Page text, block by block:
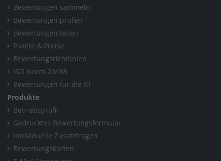
Home / Nordrhein-Westfalen
Bewertungen sammeln
Bewertungen prüfen
Bewertungen teilen
Pakete & Preise
Bewertungsrichtlinien
ISO Norm 20488
Bewertungen für die KI
Produkte
Betriebsprofil
Gedrucktes Bewertungsformular
Individuelle Zusatzfragen
Bewertungskarten